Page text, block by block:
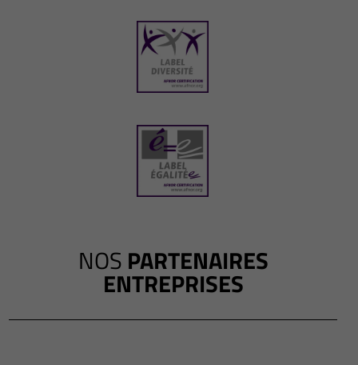
NOS PARTENAIRES
ENTREPRISES